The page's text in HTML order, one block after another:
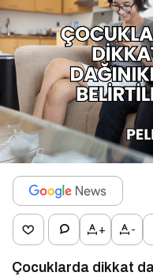
+ -
Çocuklarda dikkat